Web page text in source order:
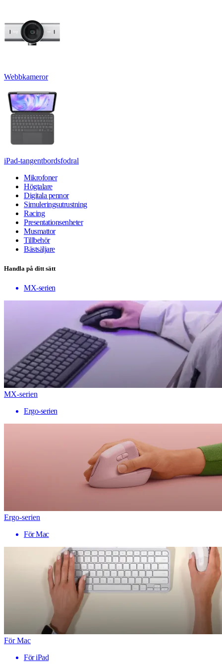
Webbkameror
iPad-tangentbordsfodral
Mikrofoner
Högtalare
Digitala pennor
Simuleringsutrustning
Racing
Presentationsenheter
Musmattor
Tillbehör
Bästsäljare
Handla på ditt sätt
MX-serien
MX-serien
Ergo-serien
Ergo-serien
För Mac
För Mac
För iPad